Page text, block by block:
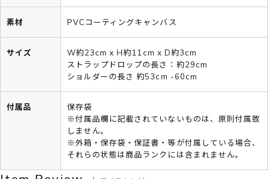
素材 PVCコーティングキャンバス
サイズ
W約23cm x H約11cm x D約3cm
ストラップドロップの長さ：約29cm
ショルダーの長さ 約53cm -60cm
付属品
保存袋
※付属品欄に記載されていないものは、原則付属致
しません。
※外箱・保存袋・保証書・等が付属している場合、
それらの状態は商品ランクには含まれません。